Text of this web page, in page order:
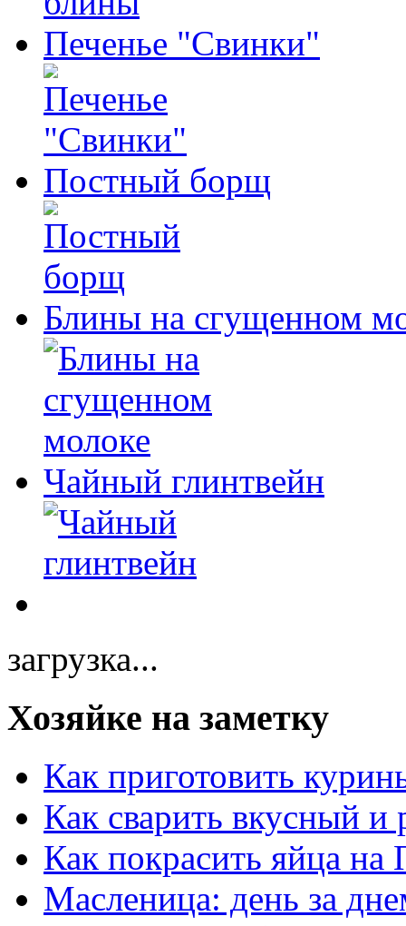
Печенье "Свинки"
Постный борщ
Блины на сгущенном
Чайный глинтвейн
загрузка...
Хозяйке на заметку
Как приготовить
Как сварить вкусный и
Как покрасить яйца на
Масленица: день за